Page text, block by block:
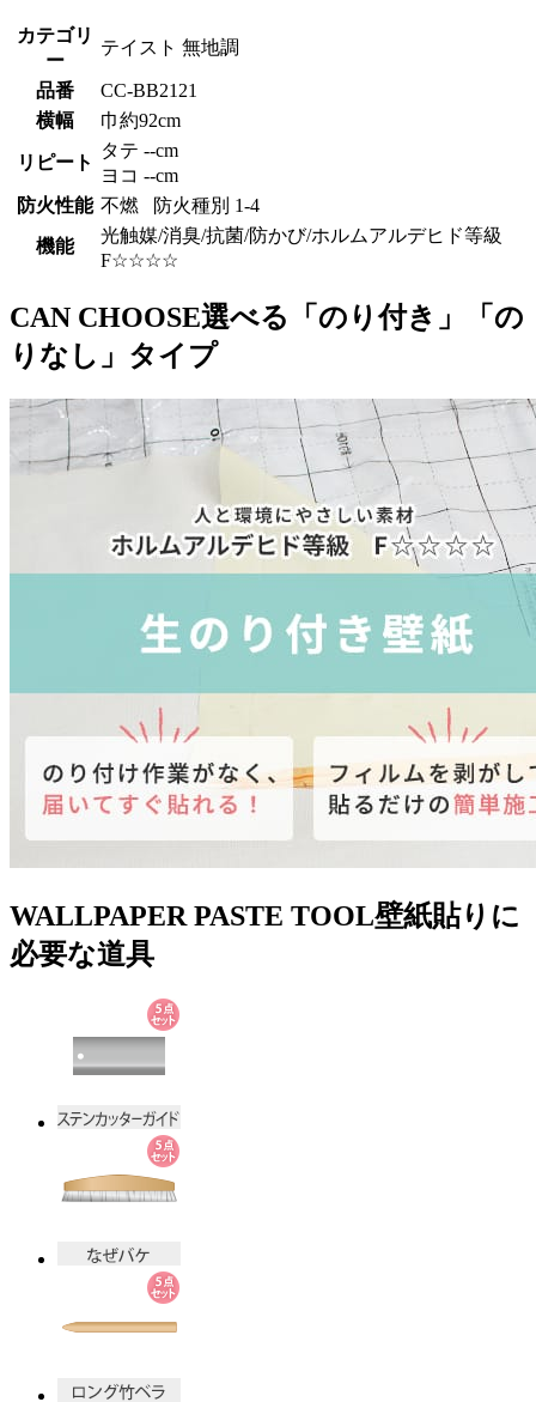
カテゴリ
ー
テイスト 無地調
品番
CC-BB2121
横幅
巾約92cm
リピート
タテ --cm
ヨコ --cm
防火性能 不燃 防火種別 1-4
機能
光触媒/消臭/抗菌/防かび/ホルムアルデヒド等級
F☆☆☆☆
CAN CHOOSE選べる「のり付き」「の
りなし」タイプ
WALLPAPER PASTE TOOL壁紙貼りに
必要な道具